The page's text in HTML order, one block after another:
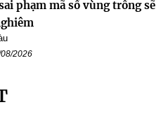
phạm mã số vùng trồng sẽ
2026